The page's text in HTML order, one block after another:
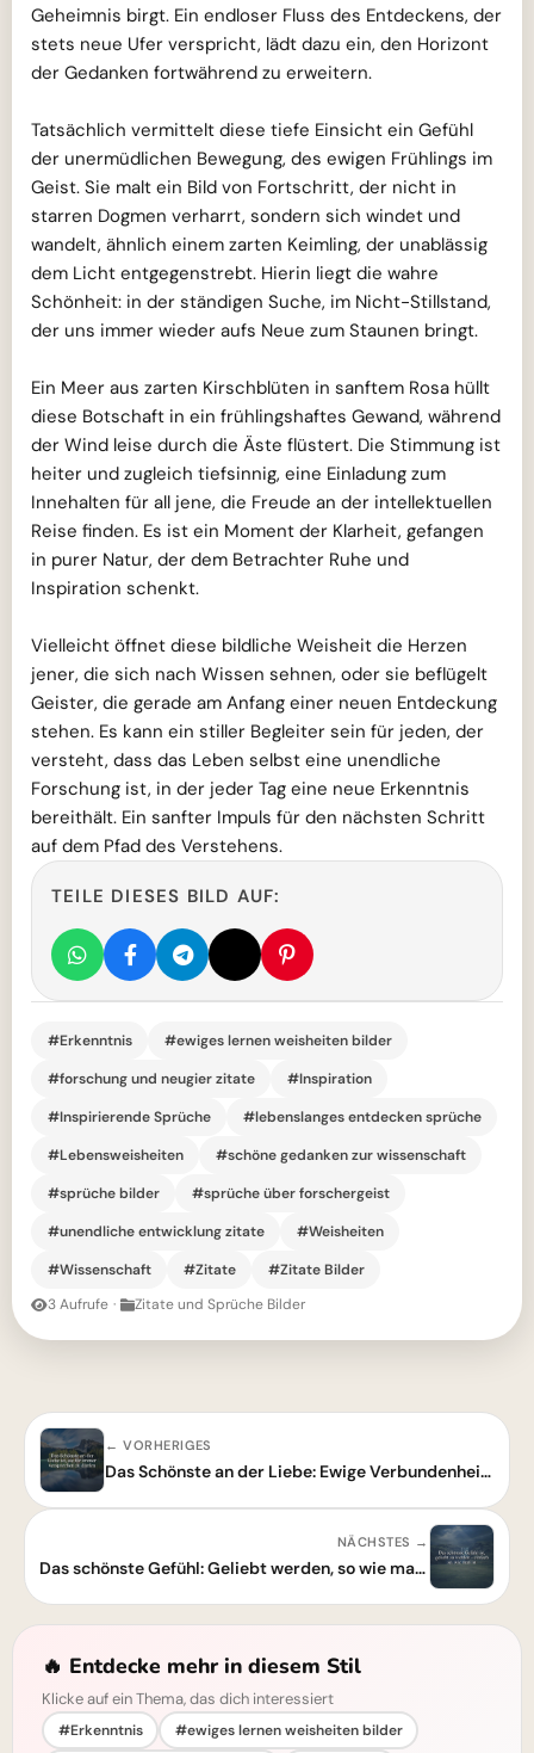
Geheimnis birgt. Ein endloser Fluss des Entdeckens, der
stets neue Ufer verspricht, lädt dazu ein, den Horizont
der Gedanken fortwährend zu erweitern.
Tatsächlich vermittelt diese tiefe Einsicht ein Gefühl
der unermüdlichen Bewegung, des ewigen Frühlings im
Geist. Sie malt ein Bild von Fortschritt, der nicht in
starren Dogmen verharrt, sondern sich windet und
wandelt, ähnlich einem zarten Keimling, der unablässig
dem Licht entgegenstrebt. Hierin liegt die wahre
Schönheit: in der ständigen Suche, im Nicht-Stillstand,
der uns immer wieder aufs Neue zum Staunen bringt.
Ein Meer aus zarten Kirschblüten in sanftem Rosa hüllt
diese Botschaft in ein frühlingshaftes Gewand, während
der Wind leise durch die Äste flüstert. Die Stimmung ist
heiter und zugleich tiefsinnig, eine Einladung zum
Innehalten für all jene, die Freude an der intellektuellen
Reise finden. Es ist ein Moment der Klarheit, gefangen
in purer Natur, der dem Betrachter Ruhe und
Inspiration schenkt.
Vielleicht öffnet diese bildliche Weisheit die Herzen
jener, die sich nach Wissen sehnen, oder sie beflügelt
Geister, die gerade am Anfang einer neuen Entdeckung
stehen. Es kann ein stiller Begleiter sein für jeden, der
versteht, dass das Leben selbst eine unendliche
Forschung ist, in der jeder Tag eine neue Erkenntnis
bereithält. Ein sanfter Impuls für den nächsten Schritt
auf dem Pfad des Verstehens.
TEILE DIESES BILD AUF:
#Erkenntnis
#ewiges lernen weisheiten bilder
#forschung und neugier zitate
#Inspiration
#Inspirierende Sprüche
#lebenslanges entdecken sprüche
#Lebensweisheiten
#schöne gedanken zur wissenschaft
#sprüche bilder
#sprüche über forschergeist
#unendliche entwicklung zitate
#Weisheiten
#Wissenschaft
#Zitate
#Zitate Bilder
3 Aufrufe · Zitate und Sprüche Bilder
← VORHERIGES
Das Schönste an der Liebe: Ewige Verbundenheit tief im Herzen tragen
NÄCHSTES →
Das schönste Gefühl: Geliebt werden, so wie man ist
🔥 Entdecke mehr in diesem Stil
Klicke auf ein Thema, das dich interessiert
#Erkenntnis #ewiges lernen weisheiten bilder